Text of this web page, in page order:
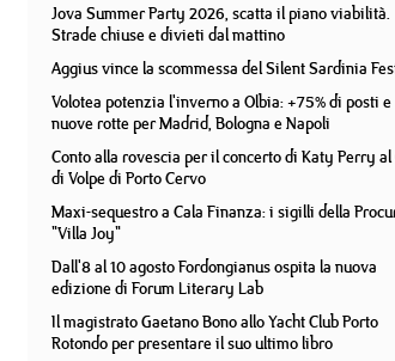
Jova Summer Party 2026, scatta il piano viabilità.
Strade chiuse e divieti dal mattino
Aggius vince la scommessa del Silent Sardinia
Volotea potenzia l'inverno a Olbia: +75% di posti e
nuove rotte per Madrid, Bologna e Napoli
Conto alla rovescia per il concerto di Katy Perry al
di Volpe di Porto Cervo
Maxi-sequestro a Cala Finanza: i sigilli della
"Villa Joy"
Dall'8 al 10 agosto Fordongianus ospita la nuova
edizione di Forum Literary Lab
Il magistrato Gaetano Bono allo Yacht Club Porto
Rotondo per presentare il suo ultimo libro